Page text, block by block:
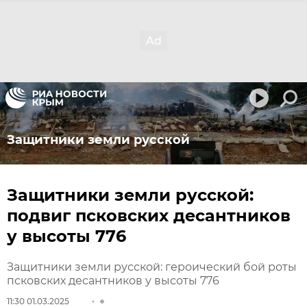
Защитники земли русской
Защитники земли русской:
подвиг псковских десантников
у высоты 776
Защитники земли русской: героический бой роты
псковских десантников у высоты 776
11:30 01.03.2025